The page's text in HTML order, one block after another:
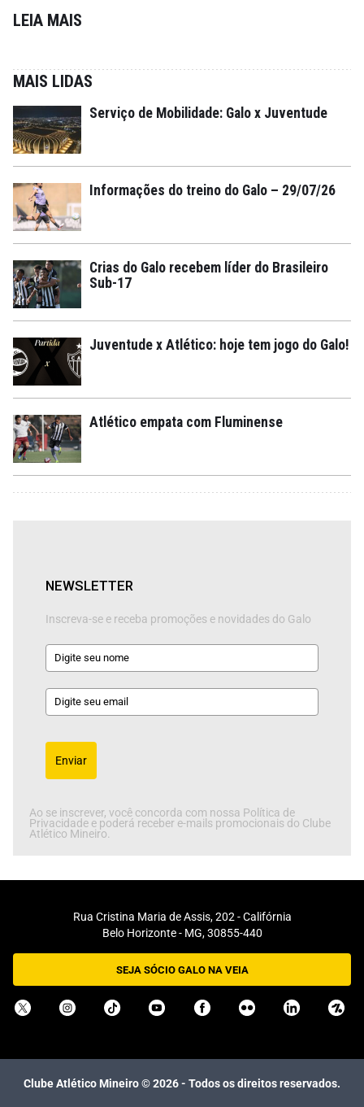
LEIA MAIS
MAIS LIDAS
Serviço de Mobilidade: Galo x Juventude
Informações do treino do Galo – 29/07/26
Crias do Galo recebem líder do Brasileiro
Sub-17
Juventude x Atlético: hoje tem jogo do Galo!
Atlético empata com Fluminense
NEWSLETTER
Inscreva-se e receba promoções e novidades do Galo
Enviar
Ao se inscrever, você concorda com nossa Política de
Privacidade e poderá receber e-mails promocionais do Clube
Atlético Mineiro.
Rua Cristina Maria de Assis, 202 - Califórnia
Belo Horizonte - MG, 30855-440
SEJA SÓCIO GALO NA VEIA
Clube Atlético Mineiro ©2026- Todos os direitos reservados.